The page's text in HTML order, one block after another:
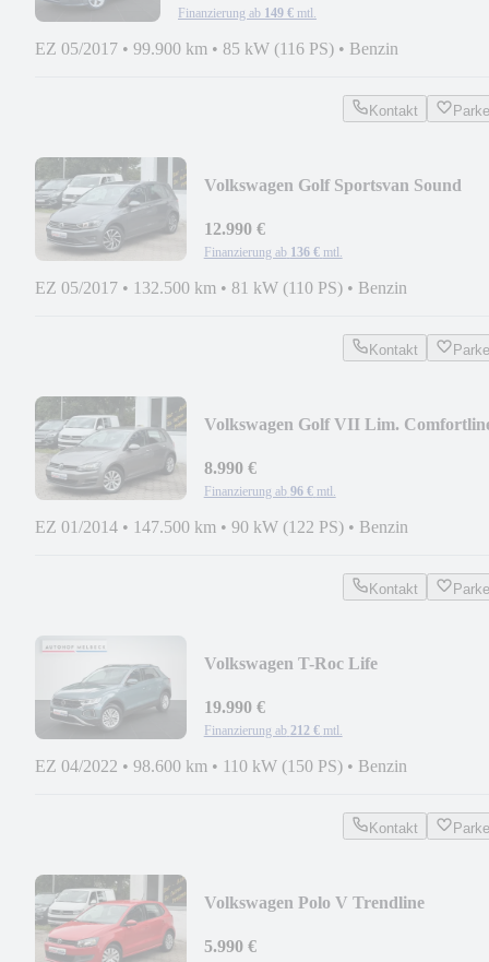
Finanzierung ab 149 € mtl.
EZ 05/2017 • 99.900 km • 85 kW (116 PS) • Benzin
Kontakt
Volkswagen Golf Sportsvan Sound
12.990 €
Finanzierung ab 136 € mtl.
EZ 05/2017 • 132.500 km • 81 kW (110 PS) • Benzin
Kontakt
Volkswagen Golf VII Lim.
8.990 €
Finanzierung ab 96 € mtl.
EZ 01/2014 • 147.500 km • 90 kW (122 PS) • Benzin
Kontakt
Volkswagen T-Roc Life
19.990 €
Finanzierung ab 212 € mtl.
EZ 04/2022 • 98.600 km • 110 kW (150 PS) • Benzin
Kontakt
Volkswagen Polo V Trendline
5.990 €